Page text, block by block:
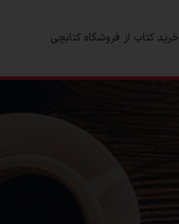
خرید کتاب از فروشگاه کتابچی